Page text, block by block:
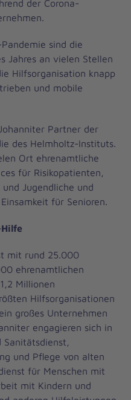
der Corona-
sind die
Jahres an vielen Stellen
Hilfsorganisation knapp
und mobile
Partner der
des Helmholtz-Instituts.
Ort ehrenamtliche
für Risikopatienten,
Jugendliche und
für Senioren.
mit rund 25.000
ehrenamtlichen
Millionen
Hilfsorganisationen
großes Unternehmen
engagieren sich in
und Pflege von alten
für Menschen mit
mit Kindern und